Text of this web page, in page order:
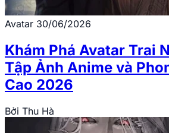
Avatar 30/06/2026
Khám Phá Avatar Trai
Tập Ảnh Anime và
Cao 2026
Bởi Thu Hà